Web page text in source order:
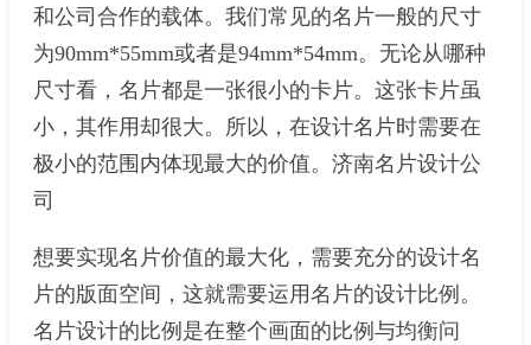
和公司合作的载体。我们常见的名片一般的尺寸
为90mm*55mm或者是94mm*54mm。无论从哪种
尺寸看，名片都是一张很小的卡片。这张卡片虽
小，其作用却很大。所以，在设计名片时需要在
极小的范围内体现最大的价值。济南名片设计公
司
想要实现名片价值的最大化，需要充分的设计名
片的版面空间，这就需要运用名片的设计比例。
名片设计的比例是在整个画面的比例与均衡问